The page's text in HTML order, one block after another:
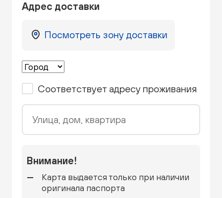
Адрес доставки
Посмотреть зону доставки
Соответствует адресу проживания
Улица, дом, квартира
Внимание!
Карта выдается только при наличии
оригинала паспорта